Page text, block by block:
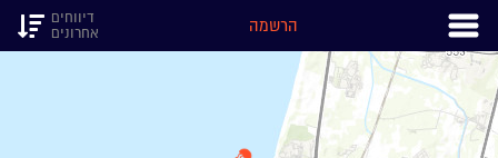
הרשמה
דיווחים
אחרונים